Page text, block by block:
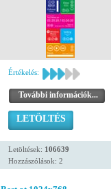
Értékelés:
További információk...
LETÖLTÉS
Letöltések: 106639
Hozzászólások: 2